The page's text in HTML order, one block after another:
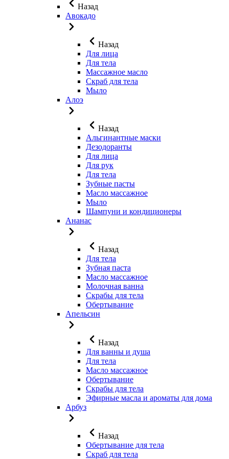
Назад
Авокадо
Назад
Для лица
Для тела
Массажное масло
Скраб для тела
Мыло
Алоэ
Назад
Альгинантные маски
Дезодоранты
Для лица
Для рук
Для тела
Зубные пасты
Масло массажное
Мыло
Шампуни и кондиционеры
Ананас
Назад
Для тела
Зубная паста
Масло массажное
Молочная ванна
Скрабы для тела
Обертывание
Апельсин
Назад
Для ванны и душа
Для тела
Масло массажное
Обертывание
Скрабы для тела
Эфирные масла и ароматы для дома
Арбуз
Назад
Обертывание для тела
Скраб для тела